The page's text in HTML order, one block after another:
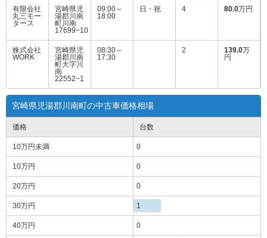
有限会社
丸三モー
タース
宮崎県児
湯郡川南
町川南
17699−10
09:00～
18:00
日・祝 4 80.0万円
株式会社
WORK
宮崎県児
湯郡川南
町大字川
南
22552−1
08:30～
17:30
2 139.0万
円
宮崎県児湯郡川南町の中古車価格相場
価格
10万円未満
10万円
20万円
30万円
40万円
台数
0
0
0
1
0